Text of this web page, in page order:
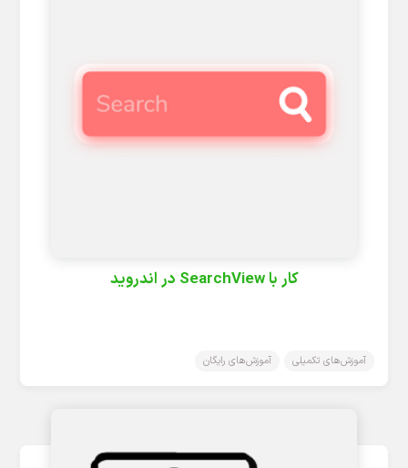
کار با SearchView در اندروید
آموزش‌های تکمیلی آموزش‌های رایگان